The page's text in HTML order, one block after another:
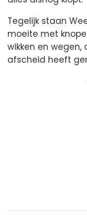
Tegelijk staan
moeite met
wikken en
afscheid heeft